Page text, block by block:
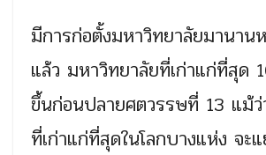
มีการก่อตั้งมหาวิทยาลัยมานาน
แล้ว มหาวิทยาลัยที่เก่าแก่ที่สุด
ขึ้นก่อนปลายศตวรรษที่ 13 แม้
ที่เก่าแก่ที่สุดในโลกบางแห่ง จะ